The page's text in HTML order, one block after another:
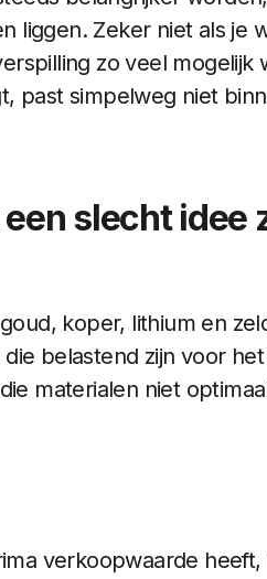
liggen. Zeker niet als je
zo veel mogelijk
past simpelweg niet
slecht idee
koper, lithium en
belastend zijn voor
materialen niet
verkoopwaarde